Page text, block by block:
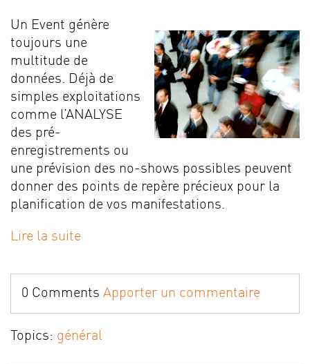
Un Event génère
toujours une
multitude de
données. Déjà de
simples exploitations
comme l’ANALYSE
des pré-
enregistrements ou
une prévision des no-shows possibles peuvent
donner des points de repère précieux pour la
planification de vos manifestations.
Lire la suite
0 Comments Apporter un commentaire
Topics: général